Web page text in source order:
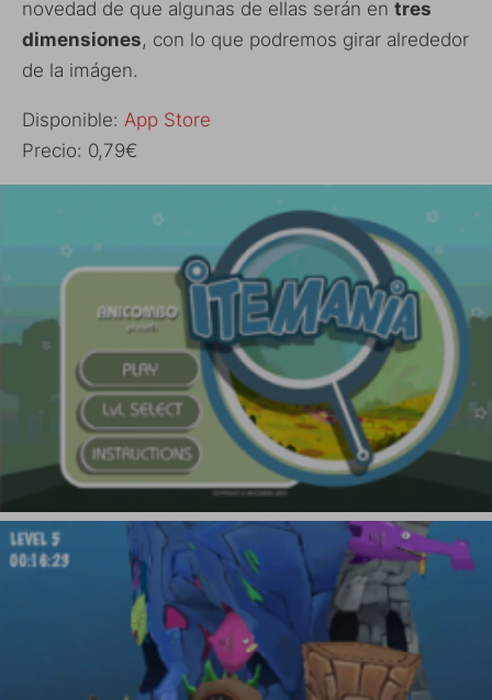
novedad de que algunas de ellas serán en tres
dimensiones, con lo que podremos girar alrededor
de la imágen.
Disponible: App Store
Precio: 0,79€